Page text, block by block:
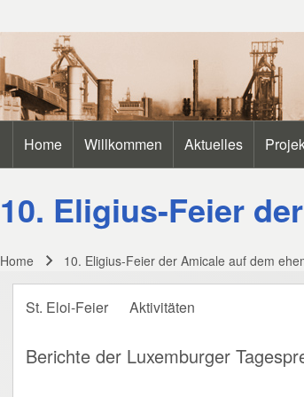
Search
Main navigation
Home Willkommen Aktuelles
10. Eligius-Feier
Breadcrumb
Home 10. Eligius-Feier der Amicale auf dem
St. Eloi-Feier Aktivitäten
Berichte der Luxemburger